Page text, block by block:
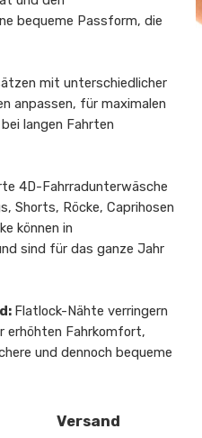
bequeme Passform, die
mit unterschiedlicher
anpassen, für maximalen
langen Fahrten
4D-Fahrradunterwäsche
Shorts, Röcke, Caprihosen
können in
sind für das ganze Jahr
Flatlock-Nähte verringern
erhöhten Fahrkomfort,
und dennoch bequeme
Versand